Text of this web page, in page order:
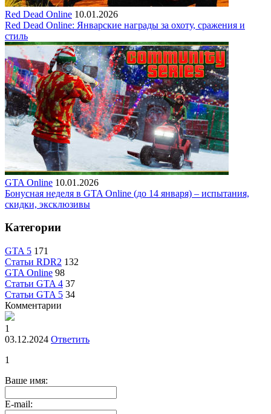
Red Dead Online 10.01.2026
Red Dead Online: Январские награды за охоту, сражения и
стиль
GTA Online 10.01.2026
Бонусная неделя в GTA Online (до 14 января) – испытания,
скидки, эксклюзивы
Категории
GTA 5 171
Статьи RDR2 132
GTA Online 98
Статьи GTA 4 37
Статьи GTA 5 34
Комментарии
1
03.12.2024 Ответить
1
Ваше имя:
E-mail: